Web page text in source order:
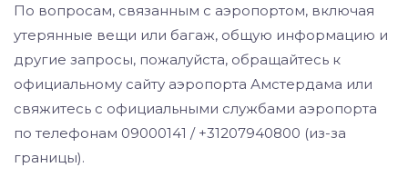
По вопросам, связанным с аэропортом, включая
утерянные вещи или багаж, общую информацию и
другие запросы, пожалуйста, обращайтесь к
официальному сайту аэропорта Амстердама или
свяжитесь с официальными службами аэропорта
по телефонам 09000141 / +31207940800 (из-за
границы).